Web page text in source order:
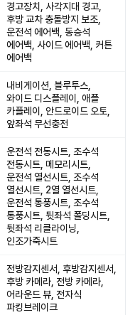
경고장치, 사각지대 경고,
후방 교차 충돌방지 보조,
운전석 에어백, 동승석
에어백, 사이드 에어백, 커튼
에어백
내비게이션, 블루투스,
와이드 디스플레이, 애플
카플레이, 안드로이드 오토,
앞좌석 무선충전
운전석 전동시트, 조수석
전동시트, 메모리시트,
운전석 열선시트, 조수석
열선시트, 2열 열선시트,
운전석 통풍시트, 조수석
통풍시트, 뒷좌석 폴딩시트,
뒷좌석 리클라이닝,
인조가죽시트
전방감지센서, 후방감지센서,
후방 카메라, 전방 카메라,
어라운드 뷰, 전자식
파킹브레이크